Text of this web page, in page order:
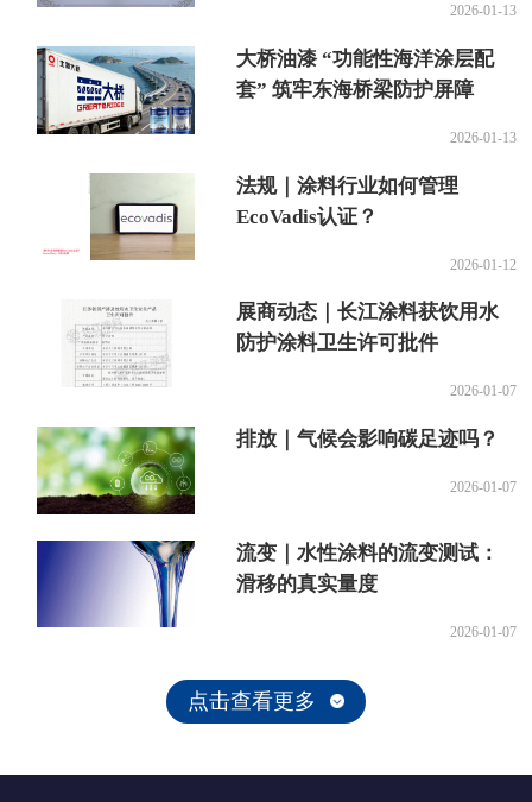
2026-01-13
大桥油漆 “功能性海洋涂层配
套” 筑牢东海桥梁防护屏障
2026-01-13
法规｜涂料行业如何管理
EcoVadis认证？
2026-01-12
展商动态｜长江涂料获饮用水
防护涂料卫生许可批件
2026-01-07
排放｜气候会影响碳足迹吗？
2026-01-07
流变｜水性涂料的流变测试：
滑移的真实量度
2026-01-07
点击查看更多